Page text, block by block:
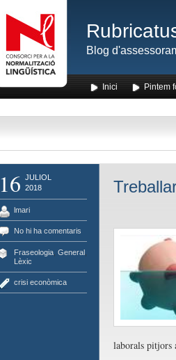
Blog
Inici Pintem
16 JULIOL
2018
lmari
No hi ha comentaris
Fraseologia, General,
Lèxic
crisi econòmica
laborals pitjors